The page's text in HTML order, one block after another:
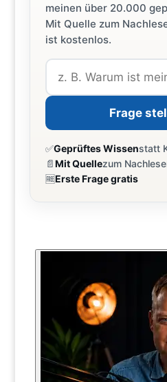
meinen über 20.000
Mit Quelle zum
ist kostenlos.
Frage
✅Geprüftes Wissenstatt
📄Mit Quellezum
🆓Erste Frage gratis